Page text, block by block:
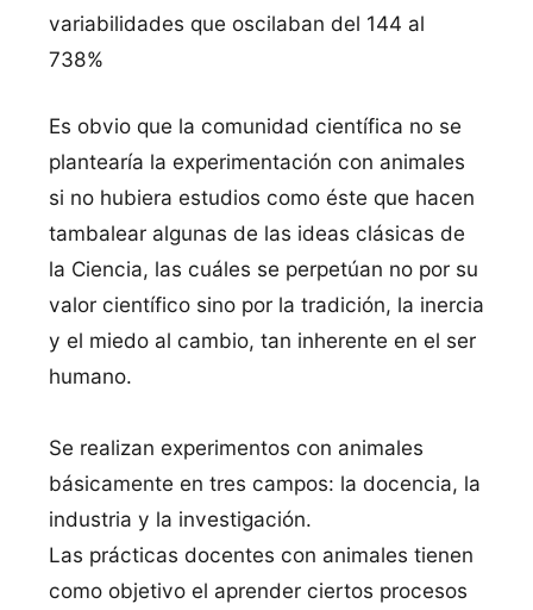
variabilidades que oscilaban del 144 al
738%
Es obvio que la comunidad cientí­fica no se
plantearí­a la experimentación con animales
si no hubiera estudios como éste que hacen
tambalear algunas de las ideas clásicas de
la Ciencia, las cuáles se perpetúan no por su
valor cientí­fico sino por la tradición, la inercia
y el miedo al cambio, tan inherente en el ser
humano.
Se realizan experimentos con animales
básicamente en tres campos: la docencia, la
industria y la investigación.
Las prácticas docentes con animales tienen
como objetivo el aprender ciertos procesos